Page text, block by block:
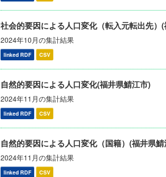
社会的要因による人口変化（転入元転出先）
2024年10月の集計結果
linked RDF CSV
自然的要因による人口変化(福井県鯖江市)
2024年11月の集計結果
linked RDF CSV
自然的要因による人口変化（国籍）(福井県
2024年11月の集計結果
linked RDF CSV